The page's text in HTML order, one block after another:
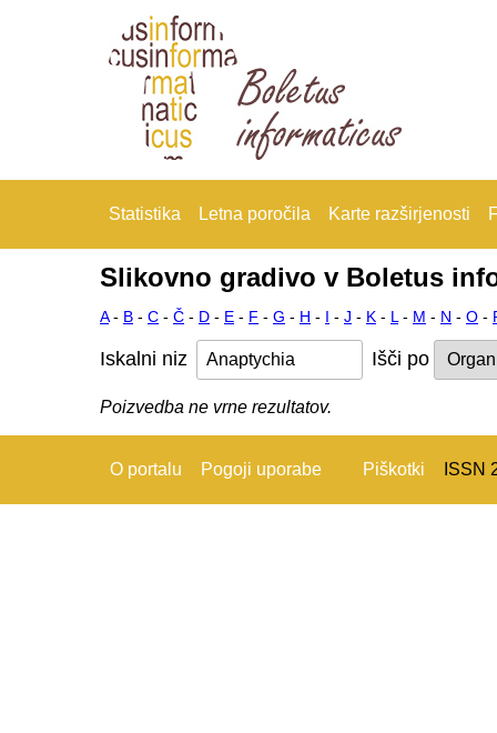
Statistika Letna poročila Karte razširjenosti
Slikovno gradivo v Boletus
A- B - C - Č - D - E - F - G - H - I - J - K - L - M - N - O -
Iskalni niz Išči po
Poizvedba ne vrne rezultatov.
O portalu Pogoji uporabe Piškotki ISSN